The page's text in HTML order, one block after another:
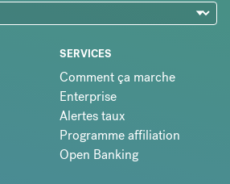
SERVICES
Comment ça marche
Enterprise
Alertes taux
Programme affiliation
Open Banking